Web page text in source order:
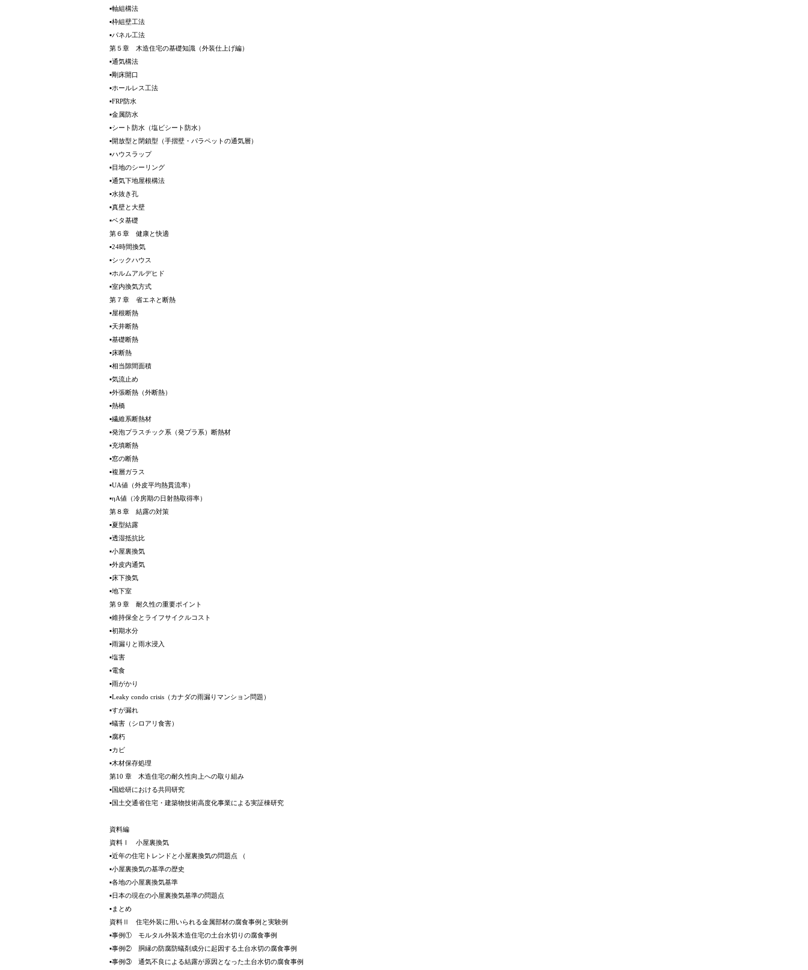
▪軸組構法
▪枠組壁工法
▪パネル工法
第５章 木造住宅の基礎知識（外装仕上げ編）
▪通気構法
▪剛床開口
▪ホールレス工法
▪FRP防水
▪金属防水
▪シート防水（塩ビシート防水）
▪開放型と閉鎖型（手摺壁・パラペットの通気層）
▪ハウスラップ
▪目地のシーリング
▪通気下地屋根構法
▪水抜き孔
▪真壁と大壁
▪ベタ基礎
第６章 健康と快適
▪24時間換気
▪シックハウス
▪ホルムアルデヒド
▪室内換気方式
第７章 省エネと断熱
▪屋根断熱
▪天井断熱
▪基礎断熱
▪床断熱
▪相当隙間面積
▪気流止め
▪外張断熱（外断熱）
▪熱橋
▪繊維系断熱材
▪発泡プラスチック系（発プラ系）断熱材
▪充填断熱
▪窓の断熱
▪複層ガラス
▪UA値（外皮平均熱貫流率）
▪ηA値（冷房期の日射熱取得率）
第８章 結露の対策
▪夏型結露
▪透湿抵抗比
▪小屋裏換気
▪外皮内通気
▪床下換気
▪地下室
第９章 耐久性の重要ポイント
▪維持保全とライフサイクルコスト
▪初期水分
▪雨漏りと雨水浸入
▪塩害
▪電食
▪雨がかり
▪Leaky condo crisis（カナダの雨漏りマンション問題）
▪すが漏れ
▪蟻害（シロアリ食害）
▪腐朽
▪カビ
▪木材保存処理
第10 章 木造住宅の耐久性向上への取り組み
▪国総研における共同研究
▪国土交通省住宅・建築物技術高度化事業による実証棟研究
資料編
資料Ⅰ 小屋裏換気
▪近年の住宅トレンドと小屋裏換気の問題点 （
▪小屋裏換気の基準の歴史
▪各地の小屋裏換気基準
▪日本の現在の小屋裏換気基準の問題点
▪まとめ
資料Ⅱ 住宅外装に用いられる金属部材の腐食事例と実験例
▪事例① モルタル外装木造住宅の土台水切りの腐食事例
▪事例② 胴縁の防腐防蟻剤成分に起因する土台水切の腐食事例
▪事例③ 通気不良による結露が原因となった土台水切の腐食事例